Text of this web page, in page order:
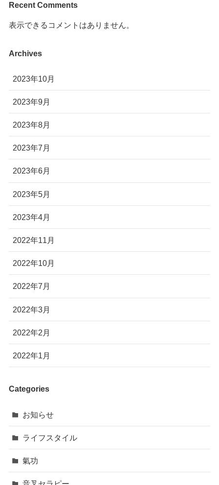
Recent Comments
表示できるコメントはありません。
Archives
2023年10月
2023年9月
2023年8月
2023年7月
2023年6月
2023年5月
2023年4月
2022年11月
2022年10月
2022年7月
2022年3月
2022年2月
2022年1月
Categories
お知らせ
ライフスタイル
氣功